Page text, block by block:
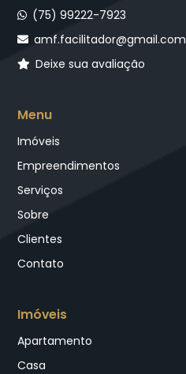
(75) 99222-7923
amf.facilitador@gmail.com
Deixe sua avaliação
Menu
Imóveis
Empreendimentos
Serviços
Sobre
Clientes
Contato
Imóveis
Apartamento
Casa